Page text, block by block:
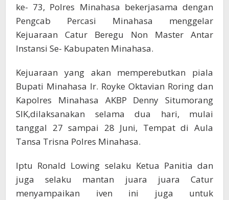
ke- 73, Polres Minahasa bekerjasama dengan
Pengcab Percasi Minahasa menggelar
Kejuaraan Catur Beregu Non Master Antar
Instansi Se- Kabupaten Minahasa.
Kejuaraan yang akan memperebutkan piala
Bupati Minahasa Ir. Royke Oktavian Roring dan
Kapolres Minahasa AKBP Denny Situmorang
SIK,dilaksanakan selama dua hari, mulai
tanggal 27 sampai 28 Juni, Tempat di Aula
Tansa Trisna Polres Minahasa.
Iptu Ronald Lowing selaku Ketua Panitia dan
juga selaku mantan juara juara Catur
menyampaikan iven ini juga untuk